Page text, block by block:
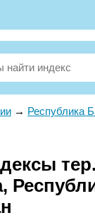
→ Республика